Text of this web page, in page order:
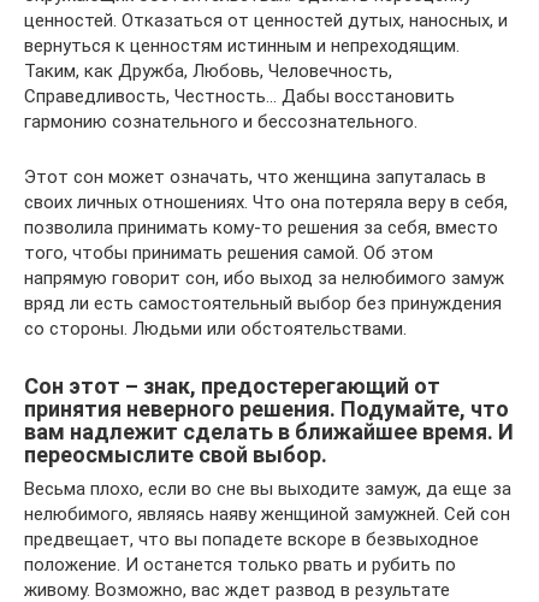
ценностей. Отказаться от ценностей дутых, наносных, и
вернуться к ценностям истинным и непреходящим.
Таким, как Дружба, Любовь, Человечность,
Справедливость, Честность… Дабы восстановить
гармонию сознательного и бессознательного.
Этот сон может означать, что женщина запуталась в
своих личных отношениях. Что она потеряла веру в себя,
позволила принимать кому-то решения за себя, вместо
того, чтобы принимать решения самой. Об этом
напрямую говорит сон, ибо выход за нелюбимого замуж
вряд ли есть самостоятельный выбор без принуждения
со стороны. Людьми или обстоятельствами.
Сон этот – знак, предостерегающий от
принятия неверного решения. Подумайте, что
вам надлежит сделать в ближайшее время. И
переосмыслите свой выбор.
Весьма плохо, если во сне вы выходите замуж, да еще за
нелюбимого, являясь наяву женщиной замужней. Сей сон
предвещает, что вы попадете вскоре в безвыходное
положение. И останется только рвать и рубить по
живому. Возможно, вас ждет развод в результате